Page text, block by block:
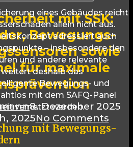
mit SSK:
Bewegungs-
sowie
für maximale
8. Dezember 2025
2025No Comments
eines Gebäudes reicht
allein nicht aus.
adressiert auch
– insbesondere den
und andere relevante
deshalb das
Bewegungs- und
mit dem SAFQ-Panel
vernetzt werden.
mit Bewegungs-